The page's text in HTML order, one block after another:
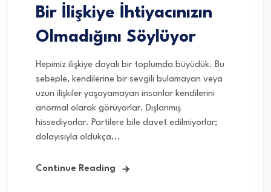
Bir İlişkiye İhtiyacınızın
Olmadığını Söylüyor
Hepimiz ilişkiye dayalı bir toplumda büyüdük. Bu
sebeple, kendilerine bir sevgili bulamayan veya
uzun ilişkiler yaşayamayan insanlar kendilerini
anormal olarak görüyorlar. Dışlanmış
hissediyorlar. Partilere bile davet edilmiyorlar;
dolayısıyla oldukça...
Continue Reading